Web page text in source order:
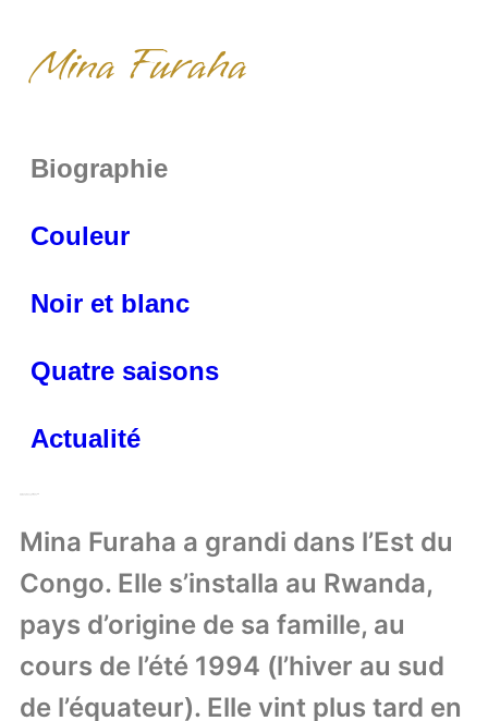
Mina Furaha
Biographie
Couleur
Noir et blanc
Quatre saisons
Actualité
Mina Furaha a grandi dans l’Est du
Congo. Elle s’installa au Rwanda,
pays d’origine de sa famille, au
cours de l’été 1994 (l’hiver au sud
de l’équateur). Elle vint plus tard en